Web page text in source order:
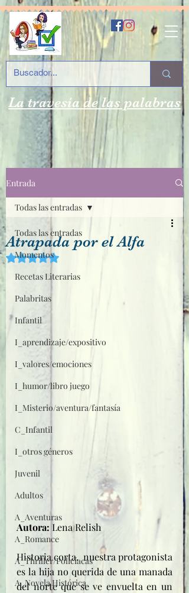
La travesía de las palabras
Entrada
Todas las entradas
Momentos
Recetas Literarias
Palabritas
Infantil
I_aprendizaje/expositivo
I_valores/emociones
I_humor/libro juego
I_Misterio/aventura/fantasía
C_Infantil
I_otros géneros
Juvenil
Adultos
A_Aventuras
A_Romance
A_Thriller/Policíacas
A_Novela Histórica
Todas las entradas
Atrapada por el Alfa
Obtuvo NaN de 5 estrellas.
Autora: Lena Relish
Historia corta,  nuestra protagonista
es la hija no querida de una manada
del norte que se ve envuelta en un